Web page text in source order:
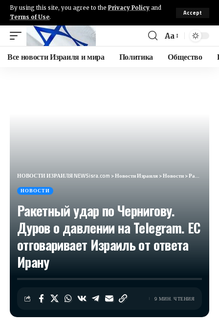
By using this site, you agree to the Privacy Policy and
Terms of Use.
Accept
Aa
Все новости Израиля и мира Политика Общество
НОВОСТИ ИЗРАИЛЯ NEWSisra.com >Новости Израиля>Новости>Ракетный удар по Чернигову. Дуров о давлении на Telegram. ЕС отговаривает Израиль от ответа Ирану
НОВОСТИ
Ракетный удар по Чернигову.
Дуров о давлении на Telegram. ЕС
отговаривает Израиль от ответа
Ирану
9 МИН. ЧТЕНИЯ